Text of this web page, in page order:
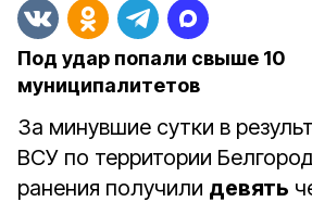
Под удар попали свыше 10
муниципалитетов
За минувшие сутки в
ВСУ по территории
ранения получили девять